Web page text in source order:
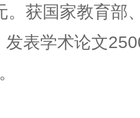
。获国家教育部
表学术论文